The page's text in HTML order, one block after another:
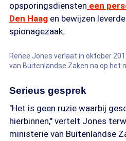
opsporingsdiensten een
Den Haag en bewijzen
spionagezaak.
Renee Jones verlaat in oktober
van Buitenlandse Zaken na op het
Serieus gesprek
"Het is geen ruzie waarbij
hierbinnen," vertelt Jones
ministerie van Buitenlandse